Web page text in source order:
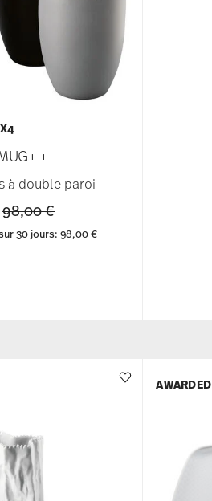
X4
+
à double paroi
Price reduced from
98,00 €to
30 jours: 98,00 €
AWARDED